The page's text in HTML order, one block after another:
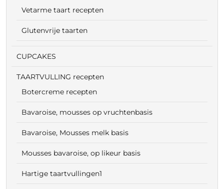
Vetarme taart recepten
Glutenvrije taarten
CUPCAKES
TAARTVULLING recepten
Botercreme recepten
Bavaroise, mousses op vruchtenbasis
Bavaroise, Mousses melk basis
Mousses bavaroise, op likeur basis
Hartige taartvullingen1